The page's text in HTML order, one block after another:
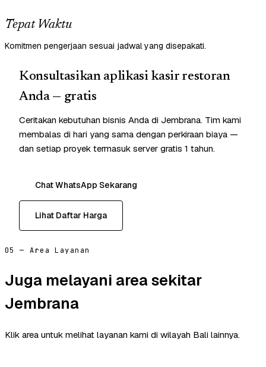
Tepat Waktu
Komitmen pengerjaan sesuai jadwal yang disepakati.
Konsultasikan aplikasi kasir restoran
Anda — gratis
Ceritakan kebutuhan bisnis Anda di Jembrana. Tim kami
membalas di hari yang sama dengan perkiraan biaya —
dan setiap proyek termasuk server gratis 1 tahun.
Chat WhatsApp Sekarang
Lihat Daftar Harga
05 — Area Layanan
Juga melayani area sekitar
Jembrana
Klik area untuk melihat layanan kami di wilayah Bali lainnya.